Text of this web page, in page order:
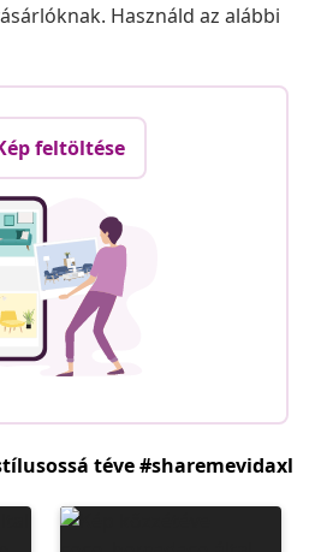
Használd az alábbi
feltöltése
téve #sharemevidaxl